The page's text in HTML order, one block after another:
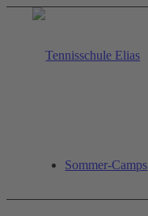
Sommer-Camps